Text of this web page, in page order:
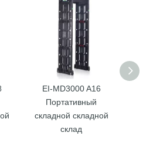
EI-MD3000 A16
Портативный
складной складной
склад